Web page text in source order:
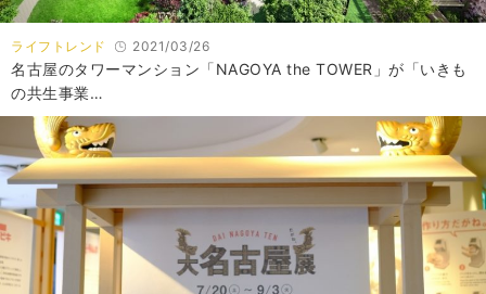
ライフトレンド 2021/03/26
名古屋のタワーマンション「NAGOYA the TOWER」が「いきも
の共生事業…